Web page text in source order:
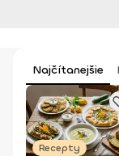
Najčítanejšie
Recepty